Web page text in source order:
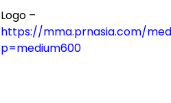
Logo –
https://mma.prnasia.com/
p=medium600